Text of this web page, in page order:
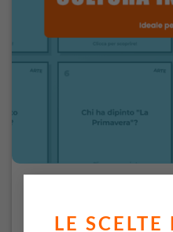
LE
Cultura in una Frase